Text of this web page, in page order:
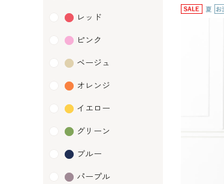
レッド
ピンク
ベージュ
オレンジ
イエロー
グリーン
ブルー
パープル